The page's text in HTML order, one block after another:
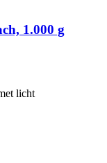
1.000 g
licht